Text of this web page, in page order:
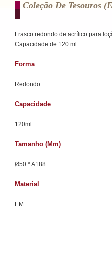
Coleção De Tesouros
Frasco redondo de acrílico para
Capacidade de 120 ml.
Forma
Redondo
Capacidade
120ml
Tamanho (mm)
Ø50 * A188
Material
EM